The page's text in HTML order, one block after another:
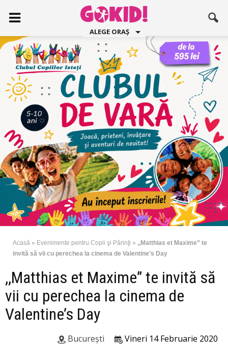
ALEGE ORAȘ
Acasă » Evenimente pentru Copii şi Părinţi » ,,Matthias et Maxime” te
invită să vii cu perechea la cinema de Valentine’s Day
,,Matthias et Maxime” te invită să
vii cu perechea la cinema de
Valentine’s Day
Vineri 14 Februarie 2020
București